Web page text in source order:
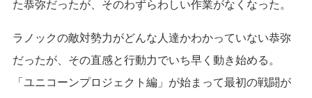
た恭弥だったが、そのわずらわしい作業がなくなった。
ラノックの敵対勢力がどんな人達かわかっていない恭弥
だったが、その直感と行動力でいち早く動き始める。
「ユニコーンプロジェクト編」が始まって最初の戦闘が